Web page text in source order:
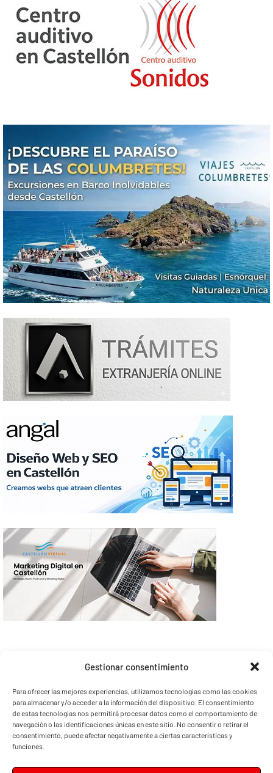
Gestionar consentimiento
Para ofrecer las mejores experiencias, utilizamos tecnologías como las cookies
para almacenar y/o acceder a la información del dispositivo. El consentimiento
de estas tecnologías nos permitirá procesar datos como el comportamiento de
navegación o las identificaciones únicas en este sitio. No consentir o retirar el
consentimiento, puede afectar negativamente a ciertas características y
funciones.